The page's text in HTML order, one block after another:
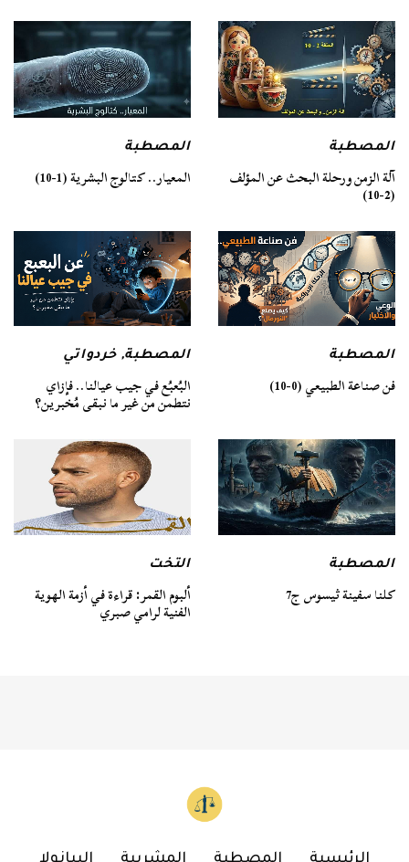
المصطبة
آلة الزمن ورحلة البحث عن المؤلف
(2-10)
المصطبة
المعيار.. كتالوج البشرية (1-10)
المصطبة
فن صناعة الطبيعي (0-10)
المصطبة,خردواتي
البُعبُع في جيب عيالنا.. فإزاي
نتطمن من غير ما نبقى مُخبرين؟
المصطبة
كلنا سفينة ثيسوس ج7
التخت
ألبوم القمر: قراءة في أزمة الهوية
الفنية لرامي صبري